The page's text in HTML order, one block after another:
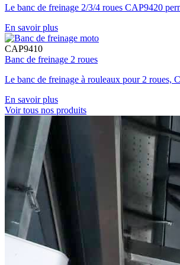
Le banc de freinage 2/3/4 roues CAP9420
En savoir plus
CAP9410
Banc de freinage 2 roues
Le banc de freinage à rouleaux pour 2 roues,
En savoir plus
Voir tous nos produits